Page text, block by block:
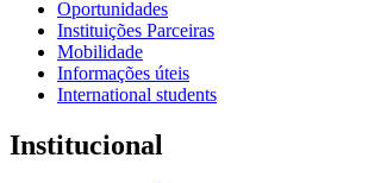
Oportunidades
Instituições Parceiras
Mobilidade
Informações úteis
International students
Institucional